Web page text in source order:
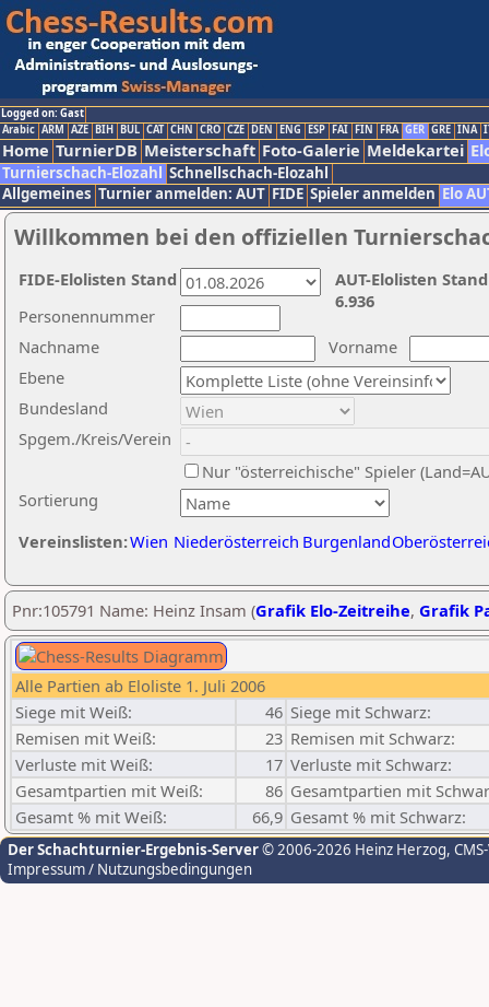
Logged on: Gast
Arabic ARM AZE BIH BUL CAT CHN CRO CZE DEN ENG ESP FAI FIN FRA GER GRE INA
Home TurnierDB Meisterschaft Foto-Galerie Meldekartei
Turnierschach-Elozahl Schnellschach-Elozahl
Allgemeines Turnier anmelden: AUT FIDE Spieler anmelden Elo
Willkommen bei den offiziellen
Nachname
Vorname
Ebene
Sortierung
Personennummer
Bundesland
Spgem./Kreis/Verein
Nur "österreichische" Spieler
Vereinslisten:Wien Niederösterreich Burgenland
AUT-Elolisten
6.936
FIDE-Elolisten Stand
Pnr:105791 Name: Heinz Insam (Grafik Elo-Zeitreihe, Grafik
Alle Partien ab Eloliste 1. Juli 2006
Siege mit Weiß:
46 Siege mit Schwarz:
Remisen mit Weiß:
23 Remisen mit Schwarz:
Verluste mit Weiß:
17 Verluste mit Schwarz:
Gesamtpartien mit Weiß:
86 Gesamtpartien mit
Gesamt % mit Weiß:
66,9 Gesamt % mit Schwarz:
Der Schachturnier-Ergebnis-Server© 2006-2026 Heinz Herzog,
Impressum / Nutzungsbedingungen